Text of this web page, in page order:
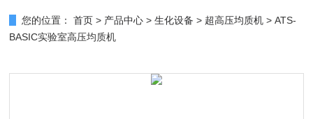
您的位置： 首页 > 产品中心 >生化设备 > 超高压均质机 > ATS-
BASIC实验室高压均质机